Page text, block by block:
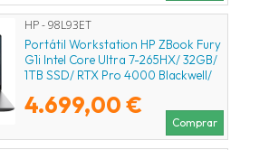
HP - 98L93ET
Portátil Workstation HP ZBook Fury
G1i Intel Core Ultra 7-265HX/ 32GB/
1TB SSD/ RTX Pro 4000 Blackwell/
4.699,00 €
Comprar